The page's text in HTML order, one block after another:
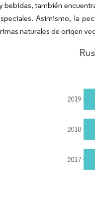
bebidas, también
Asimismo, la
naturales de origen